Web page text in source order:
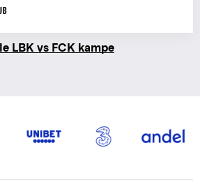
LBK vs FCK kampe